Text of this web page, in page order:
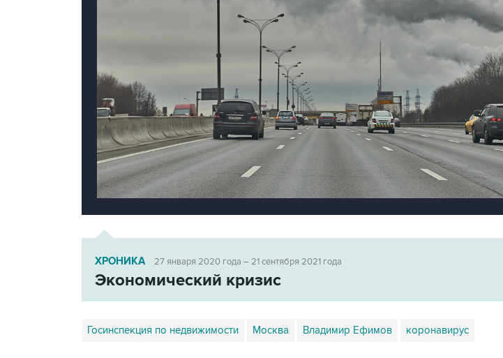
ХРОНИКА 27 января 2020 года – 21 сентября 2021 года
Экономический кризис
Госинспекция по недвижимости Москва Владимир Ефимов коронавирус